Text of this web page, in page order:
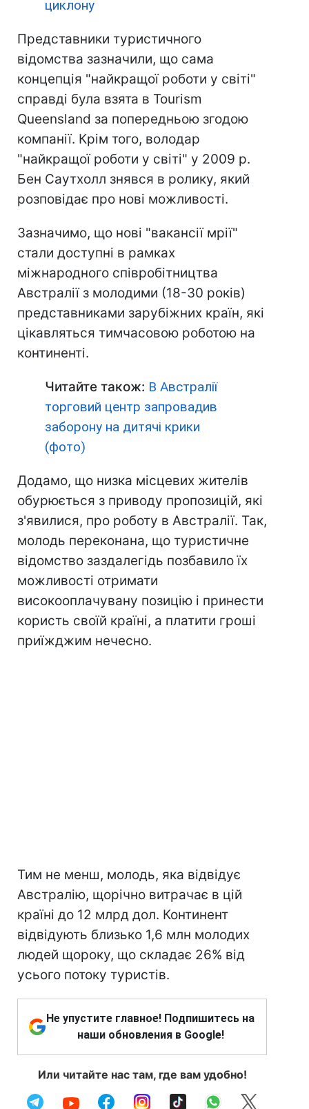
циклону
Представники туристичного
відомства зазначили, що сама
концепція "найкращої роботи у світі"
справді була взята в Tourism
Queensland за попередньою згодою
компанії. Крім того, володар
"найкращої роботи у світі" у 2009 р.
Бен Саутхолл знявся в ролику, який
розповідає про нові можливості.
Зазначимо, що нові "вакансії мрії"
стали доступні в рамках
міжнародного співробітництва
Австралії з молодими (18-30 років)
представниками зарубіжних країн, які
цікавляться тимчасовою роботою на
континенті.
Читайте також: В Австралії
торговий центр запровадив
заборону на дитячі крики
(фото)
Додамо, що низка місцевих жителів
обурюється з приводу пропозицій, які
з'явилися, про роботу в Австралії. Так,
молодь переконана, що туристичне
відомство заздалегідь позбавило їх
можливості отримати
високооплачувану позицію і принести
користь своїй країні, а платити гроші
приїжджим нечесно.
Тим не менш, молодь, яка відвідує
Австралію, щорічно витрачає в цій
країні до 12 млрд дол. Континент
відвідують близько 1,6 млн молодих
людей щороку, що складає 26% від
усього потоку туристів.
Не упустите главное! Подпишитесь на
наши обновления в Google!
Или читайте нас там, где вам удобно!